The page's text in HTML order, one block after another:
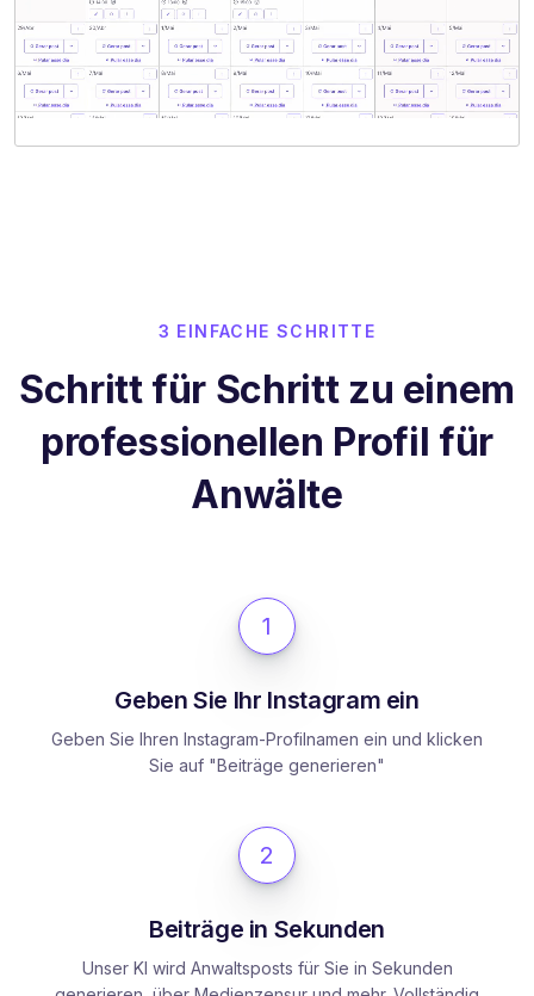
3 EINFACHE SCHRITTE
Schritt für Schritt zu einem
professionellen Profil für
Anwälte
1
Geben Sie Ihr Instagram ein
Geben Sie Ihren Instagram-Profilnamen ein und klicken
Sie auf "Beiträge generieren"
2
Beiträge in Sekunden
Unser KI wird Anwaltsposts für Sie in Sekunden